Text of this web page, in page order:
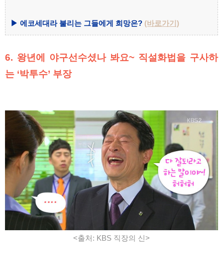
▶ 에코세대라 불리는 그들에게 희망은? (바로가기)
6. 왕년에 야구선수셨나 봐요~ 직설화법을 구사하
는 ‘박투수’ 부장
<출처: KBS 직장의 신>